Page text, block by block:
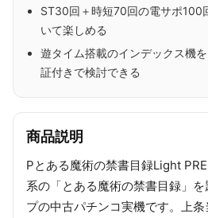
ST30回＋時短70回の電サポ100
いて楽しめる
遊タイム搭載のインデックス機
証付きで検討できる
商品説明
Pとある魔術の禁書目録Light
系の「とある魔術の禁書目録」
プの中古パチンコ実機です。上条